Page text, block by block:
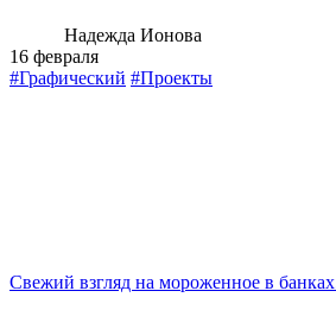
Надежда Ионова
16 февраля
#Графический #Проекты
Свежий взгляд на мороженное в